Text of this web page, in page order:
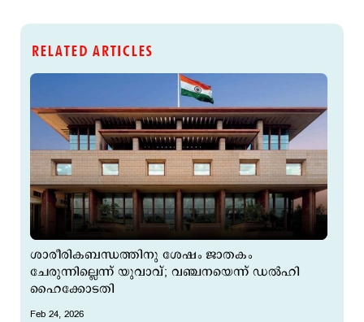
RELATED ARTICLES
ശാരീരികബന്ധത്തിനു ശേഷം ജാതകം
ചേരുന്നില്ലെന്ന് യുവാവ്; വഞ്ചനയെന്ന് ഡല്‍ഹി
ഹൈക്കോടതി
Feb 24, 2026